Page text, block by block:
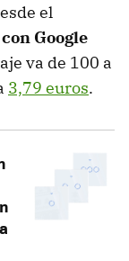
el
Google
va de 100 a
3,79 euros.